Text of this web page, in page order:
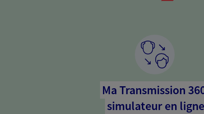
Ma Transmission
simulateur en ligne